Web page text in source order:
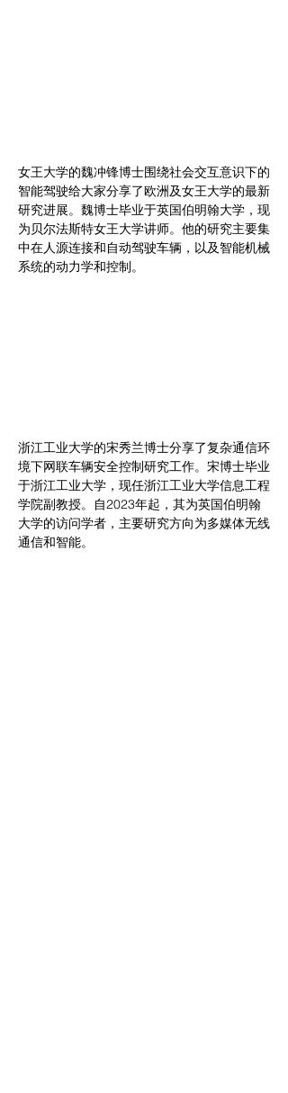
女王大学的魏冲锋博士围绕社会交互意识下的
智能驾驶给大家分享了欧洲及女王大学的最新
研究进展。魏博士毕业于英国伯明翰大学，现
为贝尔法斯特女王大学讲师。他的研究主要集
中在人源连接和自动驾驶车辆，以及智能机械
系统的动力学和控制。
浙江工业大学的宋秀兰博士分享了复杂通信环
境下网联车辆安全控制研究工作。宋博士毕业
于浙江工业大学，现任浙江工业大学信息工程
学院副教授。自2023年起，其为英国伯明翰
大学的访问学者，主要研究方向为多媒体无线
通信和智能。